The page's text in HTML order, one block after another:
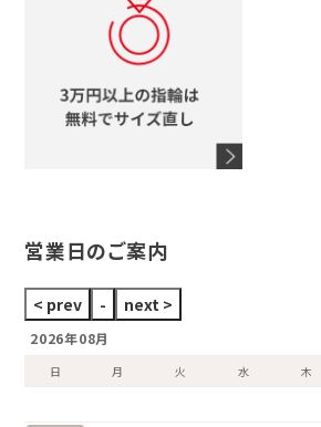
スタージュエリー
ウノアエレ
タグホイヤー
営業日のご案内
2026年08月
日 月 火 水 木